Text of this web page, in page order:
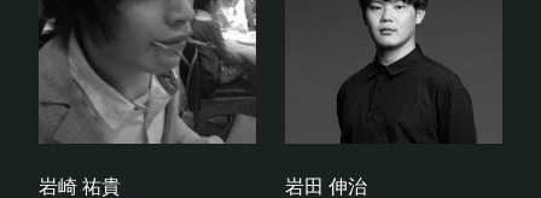
岩崎 祐貴 岩田 伸治